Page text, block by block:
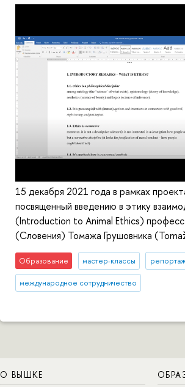
15 декабря 2021 года в рамках
посвященный введению в этику
(Introduction to Animal Ethics)
(Словения) Томажа Грушовника
Образование мастер-классы
международное сотрудничество
О ВЫШКЕ